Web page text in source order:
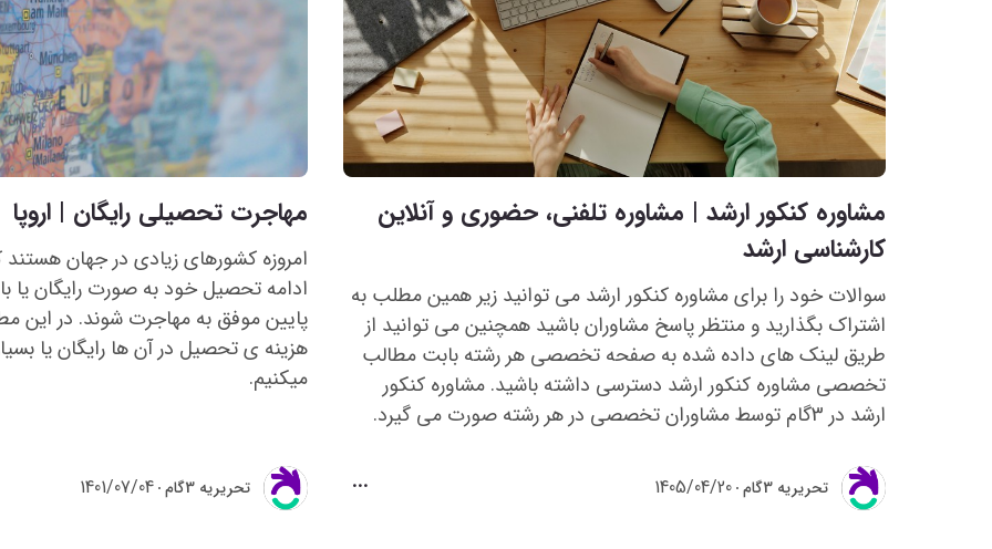
مشاوره کنکور ارشد | مشاوره تلفنی، حضوری و آنلاین
کارشناسی ارشد
سوالات خود را برای مشاوره کنکور ارشد می توانید زیر همین مطلب به
اشتراک بگذارید و منتظر پاسخ مشاوران باشید همچنین می توانید از
طریق لینک های داده شده به صفحه تخصصی هر رشته بابت مطالب
تخصصی مشاوره کنکور ارشد دسترسی داشته باشید. مشاوره کنکور
ارشد در 3گام توسط مشاوران تخصصی در هر رشته صورت می گیرد.
تحريريه 3گام 1405/04/20
مهاجرت تحصیلی رایگان | اروپا
امروزه کشورهای زیادی در جهان
ادامه تحصیل خود به صورت رایگان یا
پایین موفق به مهاجرت شوند. در این
هزینه ی تحصیل در آن ها رایگان یا
میکنیم.
تحريريه 3گام 1401/07/04